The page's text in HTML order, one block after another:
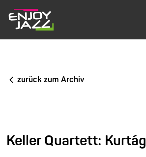
zurück zum Archiv
Keller Quartett: Kurtág